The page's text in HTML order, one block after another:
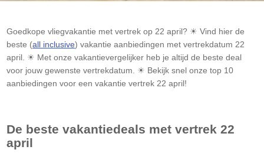
Goedkope vliegvakantie met vertrek op 22 april? ☀ Vind hier de
beste (all inclusive) vakantie aanbiedingen met vertrekdatum 22
april. ☀ Met onze vakantievergelijker heb je altijd de beste deal
voor jouw gewenste vertrekdatum. ☀ Bekijk snel onze top 10
aanbiedingen voor een vakantie vertrek 22 april!
De beste vakantiedeals met vertrek 22
april